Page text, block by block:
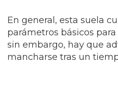
En general, esta suela
parámetros básicos
sin embargo, hay que
mancharse tras un